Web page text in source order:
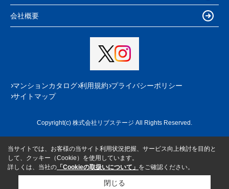
会社概要
マンションカタログ 利用規約 プライバシーポリシー
サイトマップ
Copyright(c) 株式会社リブステージ All Rights Reserved.
当サイトでは、お客様の当サイト利用状況把握、サービス向上検討を目的と
して、クッキー（Cookie）を使用しています。
詳しくは、当社の 「Cookieの取扱いについて」 をご確認ください。
閉じる